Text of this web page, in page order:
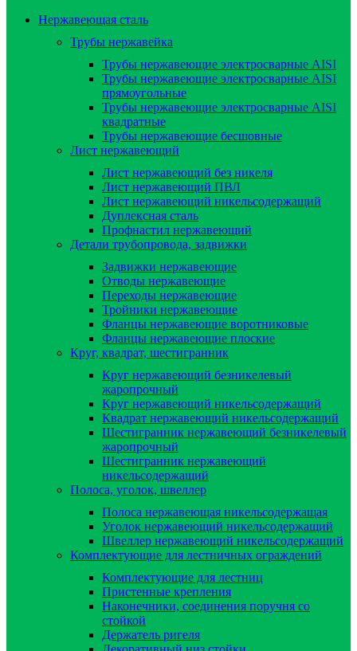
Нержавеющая сталь
Трубы нержавейка
Трубы нержавеющие электросварные AISI
Трубы нержавеющие электросварные AISI
прямоугольные
Трубы нержавеющие электросварные AISI
квадратные
Трубы нержавеющие бесшовные
Лист нержавеющий
Лист нержавеющий без никеля
Лист нержавеющий ПВЛ
Лист нержавеющий никельсодержащий
Дуплексная сталь
Профнастил нержавеющий
Детали трубопровода, задвижки
Задвижки нержавеющие
Отводы нержавеющие
Переходы нержавеющие
Тройники нержавеющие
Фланцы нержавеющие воротниковые
Фланцы нержавеющие плоские
Круг, квадрат, шестигранник
Круг нержавеющий безникелевый
жаропрочный
Круг нержавеющий никельсодержащий
Квадрат нержавеющий никельсодержащий
Шестигранник нержавеющий безникелевый
жаропрочный
Шестигранник нержавеющий
никельсодержащий
Полоса, уголок, швеллер
Полоса нержавеющая никельсодержащая
Уголок нержавеющий никельсодержащий
Швеллер нержавеющий никельсодержащий
Комплектующие для лестничных ограждений
Комплектующие для лестниц
Пристенные крепления
Наконечники, соединения поручня со
стойкой
Держатель ригеля